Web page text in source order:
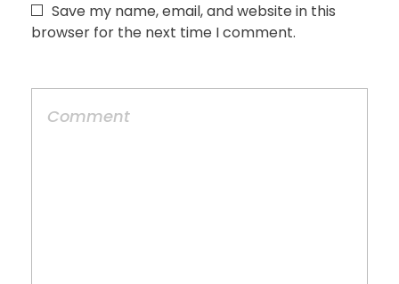
Save my name, email, and website in this
browser for the next time I comment.